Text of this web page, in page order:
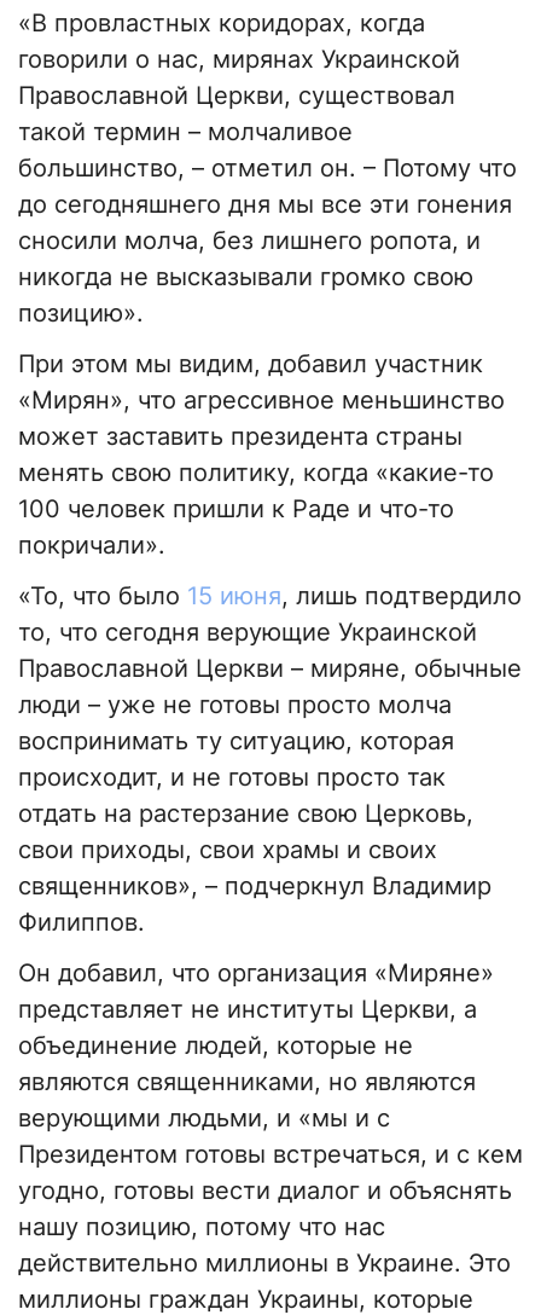
«В провластных коридорах, когда
говорили о нас, мирянах Украинской
Православной Церкви, существовал
такой термин – молчаливое
большинство, – отметил он. – Потому что
до сегодняшнего дня мы все эти гонения
сносили молча, без лишнего ропота, и
никогда не высказывали громко свою
позицию».
При этом мы видим, добавил участник
«Мирян», что агрессивное меньшинство
может заставить президента страны
менять свою политику, когда «какие-то
100 человек пришли к Раде и что-то
покричали».
«То, что было 15 июня, лишь подтвердило
то, что сегодня верующие Украинской
Православной Церкви – миряне, обычные
люди – уже не готовы просто молча
воспринимать ту ситуацию, которая
происходит, и не готовы просто так
отдать на растерзание свою Церковь,
свои приходы, свои храмы и своих
священников», – подчеркнул Владимир
Филиппов.
Он добавил, что организация «Миряне»
представляет не институты Церкви, а
объединение людей, которые не
являются священниками, но являются
верующими людьми, и «мы и с
Президентом готовы встречаться, и с кем
угодно, готовы вести диалог и объяснять
нашу позицию, потому что нас
действительно миллионы в Украине. Это
миллионы граждан Украины, которые